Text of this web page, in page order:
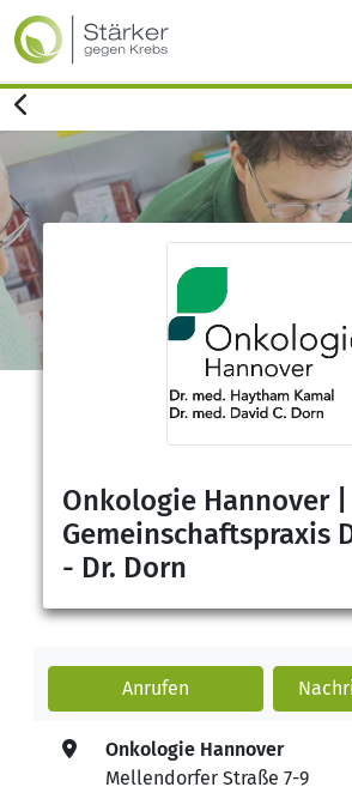
Onkologie Hannover |
Gemeinschaftspraxis
- Dr. Dorn
Anrufen
Onkologie Hannover
Mellendorfer Straße 7-9